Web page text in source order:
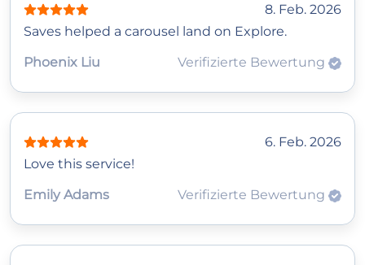
8. Feb. 2026
Saves helped a carousel land on Explore.
Phoenix Liu
Verifizierte Bewertung
6. Feb. 2026
Love this service!
Emily Adams
Verifizierte Bewertung